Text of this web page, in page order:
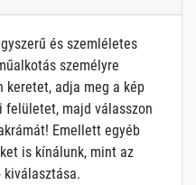
és szemléletes
személyre
adja meg a kép
felületet, majd válasszon
Emellett egyéb
is kínálunk, mint az